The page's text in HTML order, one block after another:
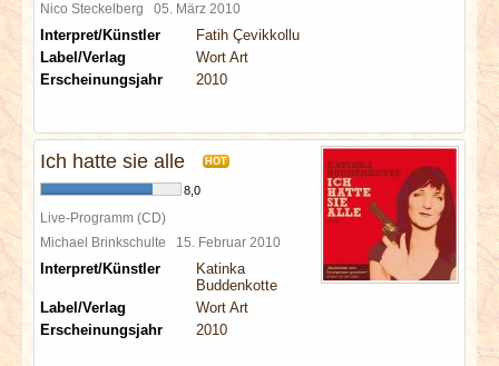
Nico Steckelberg 05. März 2010
Interpret/Künstler
Fatih Çevikkollu
Label/Verlag
Wort Art
Erscheinungsjahr
2010
Ich hatte sie alle HOT
8,0
Live-Programm (CD)
Michael Brinkschulte 15. Februar 2010
Interpret/Künstler
Katinka
Buddenkotte
Label/Verlag
Wort Art
Erscheinungsjahr
2010